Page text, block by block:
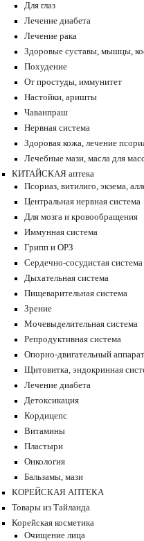
Для глаз
Лечение диабета
Лечение рака
Здоровые суставы, мышцы,
Похудение
От простуды, иммунитет
Настойки, аришты
Чаванпраш
Нервная система
Здоровая кожа, лечение
Лечебные мази, масла для
КИТАЙСКАЯ аптека
Псориаз, витилиго, экзема,
Центральная нервная система
Для мозга и кровообращения
Иммунная система
Грипп и ОРЗ
Сердечно-сосудистая система
Дыхательная система
Пищеварительная система
Зрение
Мочевыделительная система
Репродуктивная система
Опорно-двигательный
Щитовитка, эндокринная
Лечение диабета
Детоксикация
Кордицепс
Витамины
Пластыри
Онкология
Бальзамы, мази
КОРЕЙСКАЯ АПТЕКА
Товары из Тайланда
Корейская косметика
Очищение лица